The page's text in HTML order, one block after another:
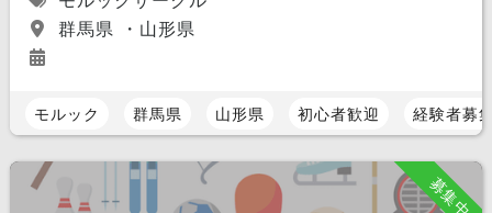
群馬県 ・山形県
モルック 群馬県 山形県 初心者歓迎 経験者募
募集中